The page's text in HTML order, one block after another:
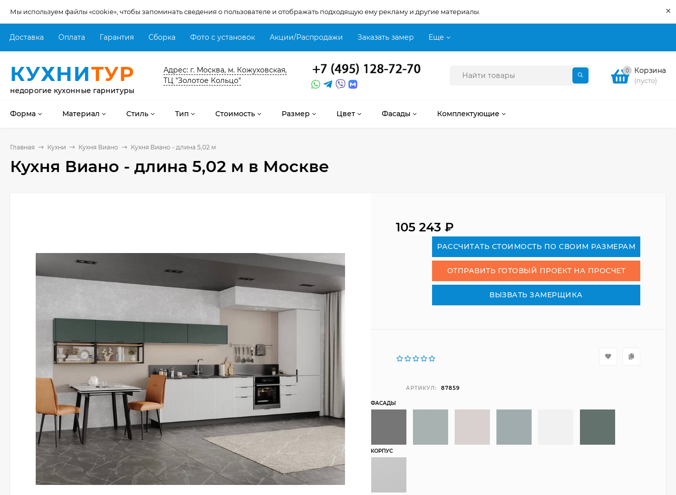
Мы используем файлы «cookie», чтобы запоминать сведения о пользователе и отображать подходящую ему рекламу и другие материалы. ×
Доставка Оплата Гарантия Сборка Фото с установок Акции/Распродажи Заказать замер Еще
КУХНИТУР
недорогие кухонные гарнитуры
Адрес: г. Москва, м. Кожуховская,
ТЦ "Золотое Кольцо"
0 Корзина
(пусто)
Форма Материал Стиль Тип Стоимость Размер Цвет Фасады Комплектующие
Главная Кухни Кухня Виано Кухня Виано - длина 5,02 м
Кухня Виано - длина 5,02 м в Москве
105 243₽
РАСCЧИТАТЬ СТОИМОСТЬ ПО СВОИМ РАЗМЕРАМ
ОТПРАВИТЬ ГОТОВЫЙ ПРОЕКТ НА ПРОСЧЕТ
ВЫЗВАТЬ ЗАМЕРЩИКА
АРТИКУЛ: 87859
ФАСАДЫ
КОРПУС